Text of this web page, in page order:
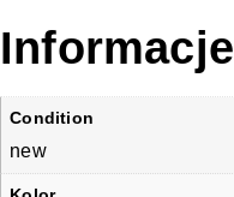
Condition
new